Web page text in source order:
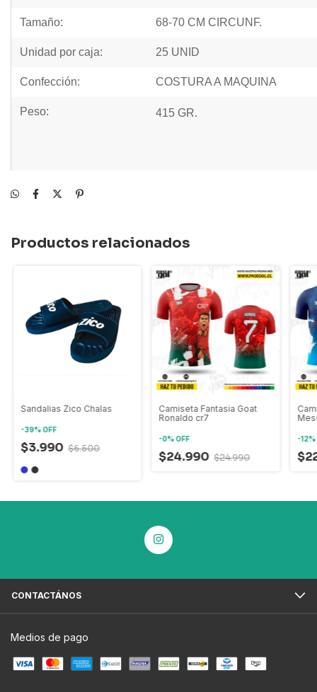
Tamaño: 68-70 CM CIRCUNF.
Unidad por caja: 25 UNID
Confección: COSTURA A MAQUINA
Peso: 415 GR.
Productos relacionados
Sandalias Zico Chalas
-39%OFF
$3.990 $6.500
Camiseta Fantasia Goat
Ronaldo cr7
-0%OFF
$24.990 $24.990
-12%
CONTACTÁNOS
Medios de pago